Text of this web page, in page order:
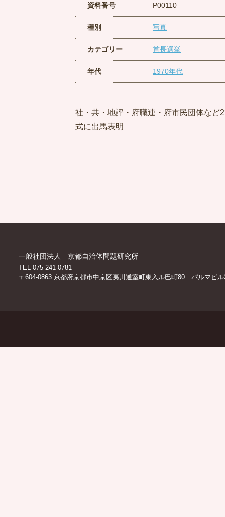
資料番号 P00110
種別 写真
カテゴリー 首長選挙
年代 1970年代
社・共・地評・府職連・府市民団体など
式に出馬表明
一般社団法人 京都自治体問題研究所
TEL 075-241-0781
〒604-0863 京都府京都市中京区夷川通室町東入ル巴町80 パルマビル